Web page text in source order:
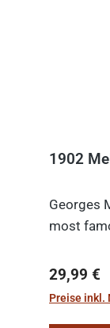
1902
Georges
most
29,99 €
Preise inkl.